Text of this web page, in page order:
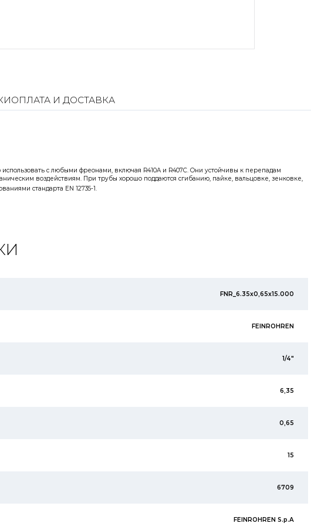
ОПЛАТА И ДОСТАВКА
с любыми фреонами, включая R410A и R407C. Они устойчивы к перепадам
воздействиям. При трубы хорошо поддаются сгибанию, пайке, вальцовке, зенковке,
стандарта EN 12735-1.
FNR_6.35x0,65x15.000
FEINROHREN
1/4"
6,35
0,65
15
6709
FEINROHREN S.p.A